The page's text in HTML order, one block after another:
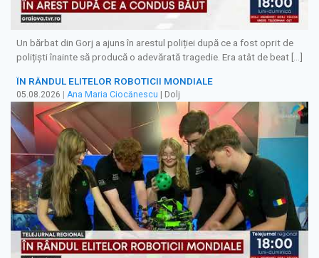
Un bărbat din Gorj a ajuns în arestul poliției după ce a fost oprit de
polițiști înainte să producă o adevărată tragedie. Era atât de beat […]
ÎN RÂNDUL ELITELOR ROBOTICII MONDIALE
05.08.2026 Ana Maria Ciocănescu | Dolj